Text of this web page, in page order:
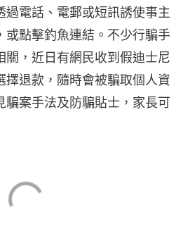
過電話、電郵或短訊誘使事主
或點擊釣魚連結。不少行騙手
關，近日有網民收到假迪士尼
擇退款，隨時會被騙取個人資
騙案手法及防騙貼士，家長可